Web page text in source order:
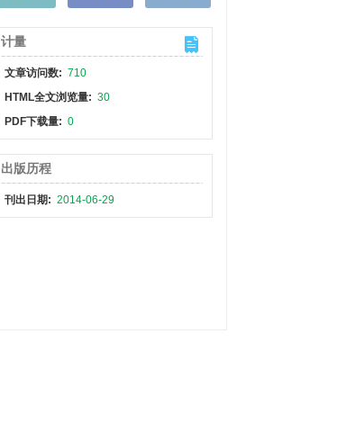
计量
文章访问数: 710
HTML全文浏览量: 30
PDF下载量: 0
出版历程
刊出日期: 2014-06-29